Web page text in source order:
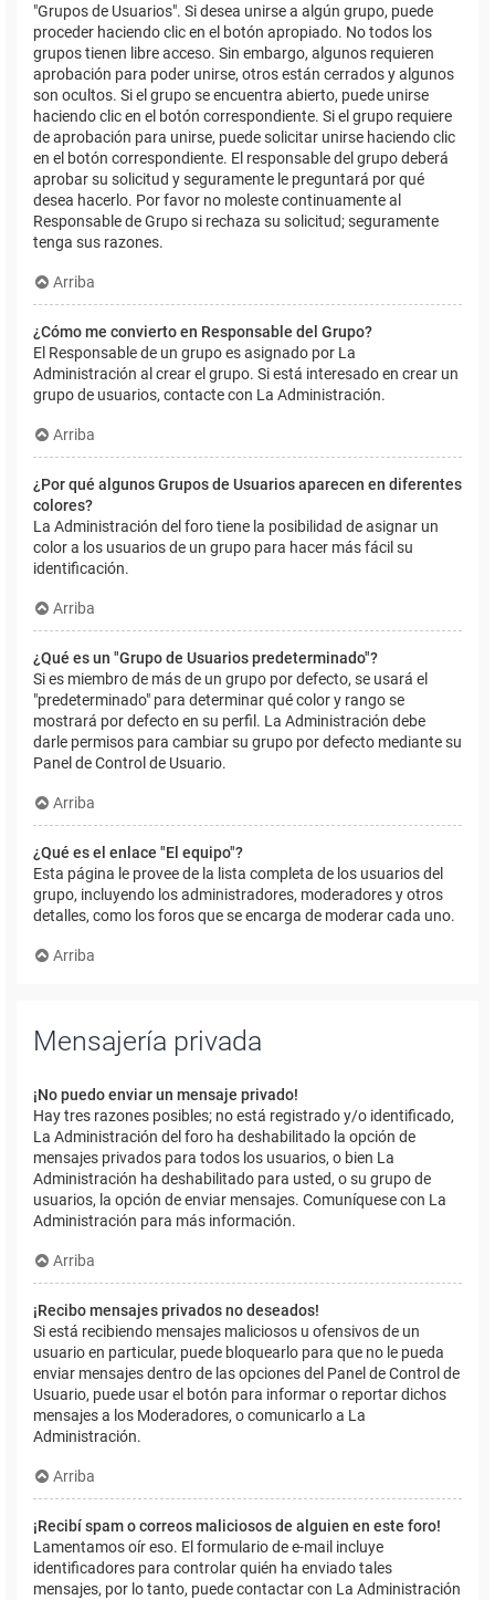
"Grupos de Usuarios". Si desea unirse a algún grupo, puede
proceder haciendo clic en el botón apropiado. No todos los
grupos tienen libre acceso. Sin embargo, algunos requieren
aprobación para poder unirse, otros están cerrados y algunos
son ocultos. Si el grupo se encuentra abierto, puede unirse
haciendo clic en el botón correspondiente. Si el grupo requiere
de aprobación para unirse, puede solicitar unirse haciendo clic
en el botón correspondiente. El responsable del grupo deberá
aprobar su solicitud y seguramente le preguntará por qué
desea hacerlo. Por favor no moleste continuamente al
Responsable de Grupo si rechaza su solicitud; seguramente
tenga sus razones.
Arriba
¿Cómo me convierto en Responsable del Grupo?
El Responsable de un grupo es asignado por La
Administración al crear el grupo. Si está interesado en crear un
grupo de usuarios, contacte con La Administración.
Arriba
¿Por qué algunos Grupos de Usuarios aparecen en diferentes
colores?
La Administración del foro tiene la posibilidad de asignar un
color a los usuarios de un grupo para hacer más fácil su
identificación.
Arriba
¿Qué es un "Grupo de Usuarios predeterminado"?
Si es miembro de más de un grupo por defecto, se usará el
"predeterminado" para determinar qué color y rango se
mostrará por defecto en su perfil. La Administración debe
darle permisos para cambiar su grupo por defecto mediante su
Panel de Control de Usuario.
Arriba
¿Qué es el enlace "El equipo"?
Esta página le provee de la lista completa de los usuarios del
grupo, incluyendo los administradores, moderadores y otros
detalles, como los foros que se encarga de moderar cada uno.
Arriba
Mensajería privada
¡No puedo enviar un mensaje privado!
Hay tres razones posibles; no está registrado y/o identificado,
La Administración del foro ha deshabilitado la opción de
mensajes privados para todos los usuarios, o bien La
Administración ha deshabilitado para usted, o su grupo de
usuarios, la opción de enviar mensajes. Comuníquese con La
Administración para más información.
Arriba
¡Recibo mensajes privados no deseados!
Si está recibiendo mensajes maliciosos u ofensivos de un
usuario en particular, puede bloquearlo para que no le pueda
enviar mensajes dentro de las opciones del Panel de Control de
Usuario, puede usar el botón para informar o reportar dichos
mensajes a los Moderadores, o comunicarlo a La
Administración.
Arriba
¡Recibí spam o correos maliciosos de alguien en este foro!
Lamentamos oír eso. El formulario de e-mail incluye
identificadores para controlar quién ha enviado tales
mensajes, por lo tanto, puede contactar con La Administración